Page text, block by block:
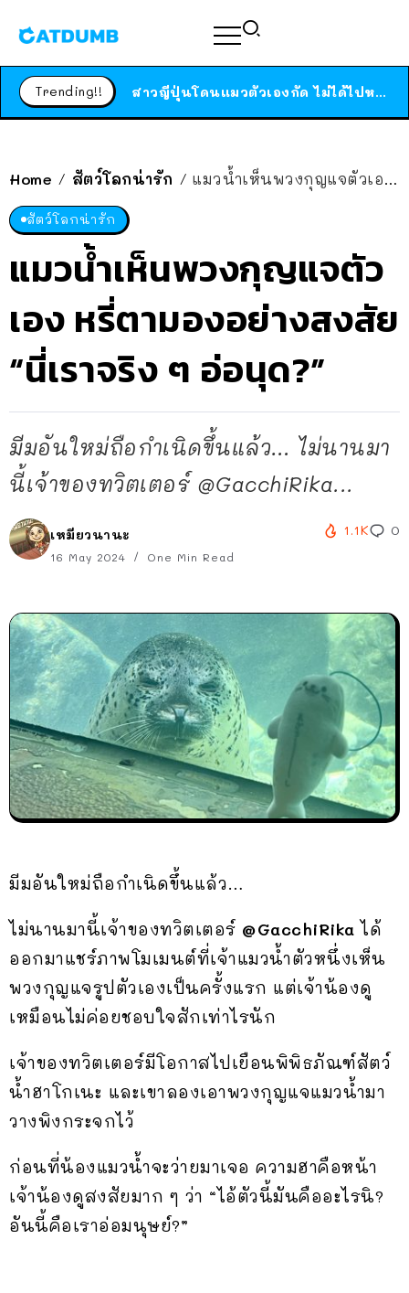
Trending!! ได้เวลาเด็กหนวดรวมตัว RF Online Next เปิดให้เล่นแล้ว เกม Sci-Fi MMORPG ระดับตำนาน เล่นได้ทั้งมือถือและ PC
Home / สัตว์โลกน่ารัก / แมวน้ำเห็นพวงกุญแจตัวเอง หรี่ตามองอย่างสงสัย “นี่เราจริง ๆ อ่อนุด?”
สัตว์โลกน่ารัก
แมวน้ำเห็นพวงกุญแจตัว
เอง หรี่ตามองอย่างสงสัย
“นี่เราจริง ๆ อ่อนุด?”
มีมอันใหม่ถือกำเนิดขึ้นแล้ว… ไม่นานมา
นี้เจ้าของทวิตเตอร์ @GacchiRika...
เหมียวนานะ
16 May 2024 One Min Read
1.1K 0
มีมอันใหม่ถือกำเนิดขึ้นแล้ว…
ไม่นานมานี้เจ้าของทวิตเตอร์ @GacchiRika ได้
ออกมาแชร์ภาพโมเมนต์ที่เจ้าแมวน้ำตัวหนึ่งเห็น
พวงกุญแจรูปตัวเองเป็นครั้งแรก แต่เจ้าน้องดู
เหมือนไม่ค่อยชอบใจสักเท่าไรนัก
เจ้าของทวิตเตอร์มีโอกาสไปเยือนพิพิธภัณฑ์สัตว์
น้ำฮาโกเนะ และเขาลองเอาพวงกุญแจแมวน้ำมา
วางพิงกระจกไว้
ก่อนที่น้องแมวน้ำจะว่ายมาเจอ ความฮาคือหน้า
เจ้าน้องดูสงสัยมาก ๆ ว่า “ไอ้ตัวนี้มันคืออะไรนิ?
อันนี้คือเราอ่อมนุษย์?”